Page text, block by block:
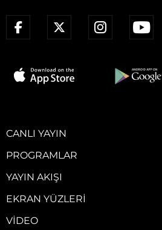
CANLI YAYIN
PROGRAMLAR
YAYIN AKIŞI
EKRAN YÜZLERI
VIDEO